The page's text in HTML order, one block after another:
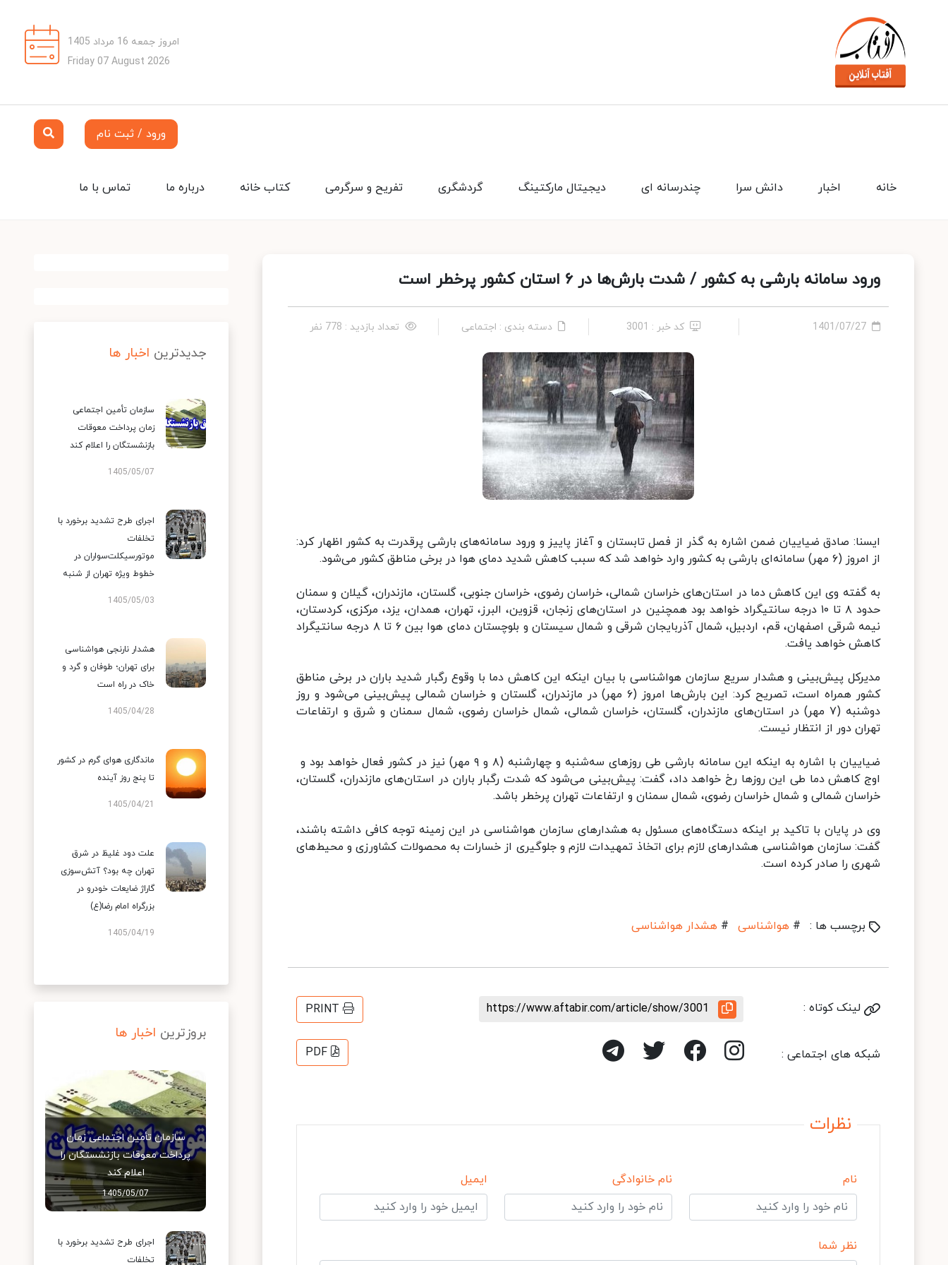
امروز جمعه 16 مرداد 1405
Friday 07 August 2026
ورود / ثبت نام
تماس با ما درباره ما کتاب خانه تفریح و سرگرمی گردشگری دیجیتال مارکتینگ چندرسانه ای دانش سرا اخبار خانه
ورود سامانه‌ بارشی به کشور / شدت بارش‌ها در ۶ استان کشور پرخطر است
1401/07/27 کد خبر : 3001 دسته بندی : اجتماعی تعداد بازدید : 778 نفر
ایسنا: صادق ضیاییان ضمن اشاره به گذر از فصل تابستان و آغاز پاییز و ورود سامانه‌های بارشی پرقدرت به کشور اظهار کرد:
از امروز (۶ مهر) سامانه‌ای بارشی به کشور وارد خواهد شد که سبب کاهش شدید دمای هوا در برخی مناطق کشور می‌شود.
به گفته وی این کاهش دما در استان‌های خراسان شمالی، خراسان رضوی، خراسان جنوبی، گلستان، مازندران، گیلان و سمنان
حدود ۸ تا ۱۰ درجه سانتیگراد خواهد بود همچنین در استان‌های زنجان، قزوین، البرز، تهران، همدان، یزد، مرکزی، کردستان،
نیمه شرقی اصفهان، قم، اردبیل، شمال آذربایجان شرقی و شمال سیستان و بلوچستان دمای هوا بین ۶ تا ۸ درجه سانتیگراد
کاهش خواهد یافت.
مدیرکل پیش‌بینی و هشدار سریع سازمان هواشناسی با بیان اینکه این کاهش دما با وقوع رگبار شدید باران در برخی مناطق
کشور همراه است، تصریح کرد: این بارش‌ها امروز (۶ مهر) در مازندران، گلستان و خراسان شمالی پیش‌بینی می‌شود و روز
دوشنبه (۷ مهر) در استان‌های مازندران، گلستان، خراسان شمالی، شمال خراسان رضوی، شمال سمنان و شرق و ارتفاعات
تهران دور از انتظار نیست.
ضیاییان با اشاره به اینکه این سامانه بارشی طی روزهای سه‌شنبه و چهارشنبه (۸ و ۹ مهر) نیز در کشور فعال خواهد بود و
اوج کاهش دما طی این روزها رخ خواهد داد، گفت: پیش‌بینی می‌شود که شدت رگبار باران در استان‌های مازندران، گلستان،
خراسان شمالی و شمال خراسان رضوی، شمال سمنان و ارتفاعات تهران پرخطر باشد.
وی در پایان با تاکید بر اینکه دستگاه‌های مسئول به هشدارهای سازمان هواشناسی در این زمینه توجه کافی داشته باشند،
گفت: سازمان هواشناسی هشدارهای لازم برای اتخاذ تمهیدات لازم و جلوگیری از خسارات به محصولات کشاورزی و محیط‌های
شهری را صادر کرده است.
برچسب ها : # هواشناسی # هشدار هواشناسی
لینک کوتاه : https://www.aftabir.com/article/show/3001
PRINT
شبکه های اجتماعی : PDF
نظرات
نام نام خانوادگی ایمیل
نظر شما
جدیدترین اخبار ها
سازمان تأمین اجتماعی
زمان پرداخت معوقات
بازنشستگان را اعلام کند
1405/05/07
اجرای طرح تشدید برخورد با
تخلفات
موتورسیکلت‌سواران در
خطوط ویژه تهران از شنبه
1405/05/03
هشدار نارنجی هواشناسی
برای تهران؛ طوفان و گرد و
خاک در راه است
1405/04/28
ماندگاری هوای گرم در کشور
تا پنج روز آینده
1405/04/21
علت دود غلیظ در شرق
تهران چه بود؟ آتش‌سوزی
گاراژ ضایعات خودرو در
بزرگراه امام رضا(ع)
1405/04/19
بروزترین اخبار ها
سازمان تأمین اجتماعی زمان
پرداخت معوقات بازنشستگان را
اعلام کند
1405/05/07
اجرای طرح تشدید برخورد با
تخلفات